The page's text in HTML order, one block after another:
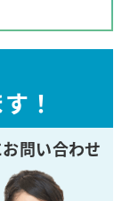
！
問い合わせ